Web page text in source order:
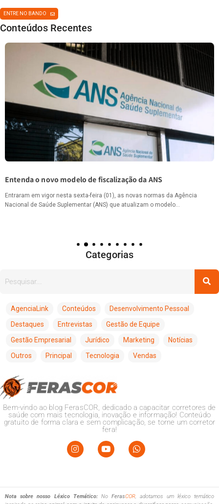
ENTRE NO BANDO
Conteúdos Recentes
Entenda o novo modelo de fiscalização da ANS
Entraram em vigor nesta sexta-feira (01), as novas normas da Agência
Nacional de Saúde Suplementar (ANS) que atualizam o modelo…
Categorias
AgenciaLink Conteúdos
Desenvolvimento Pessoal
Destaques
Entrevistas
Gestão de Equipe
Gestão Empresarial
Jurídico Marketing
Notícias
Outros
Principal Tecnologia Vendas
Bem-vindo ao blog FerasCOR, dedicado a capacitar corretores de
saúde com mais tecnologia, inovação e informação! Conteúdo
gratuito de forma clara e sem complicação, se torne um corretor
fera!
Nota sobre nosso Léxico Temático:NoFerasCOR , adotamos um léxico temático